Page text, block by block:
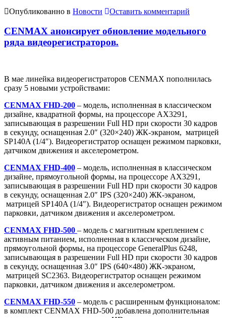
Опубликованно в Новости Оставить комментарий
CENMAX анонсирует обновление модельного
ряда видеорегистраторов.
В мае линейка видеорегистраторов CENMAX пополнилась
сразу 5 новыми устройствами:
CENMAX FHD-200 – модель, исполненная в классическом
дизайне, квадратной формы, на процессоре AX3291,
записывающая в разрешении Full HD при скорости 30 кадров
в секунду, оснащенная 2.0″ (320×240) ЖК-экраном, матрицей
SP140A (1/4″). Видеорегистратор оснащен режимом парковки,
датчиком движения и акселерометром.
CENMAX FHD-400 – модель, исполненная в классическом
дизайне, прямоугольной формы, на процессоре AX3291,
записывающая в разрешении Full HD при скорости 30 кадров
в секунду, оснащенная 2.0″ IPS (320×240) ЖК-экраном,
матрицей SP140A (1/4″). Видеорегистратор оснащен режимом
парковки, датчиком движения и акселерометром.
CENMAX FHD-500 – модель с магнитным креплением с
активным питанием, исполненная в классическом дизайне,
прямоугольной формы, на процессоре GeneralPlus 6248,
записывающая в разрешении Full HD при скорости 30 кадров
в секунду, оснащенная 3.0″ IPS (640×480) ЖК-экраном,
матрицей SС2363. Видеорегистратор оснащен режимом
парковки, датчиком движения и акселерометром.
CENMAX FHD-550 – модель с расширенным функционалом:
в комплект CENMAX FHD-500 добавлена дополнительная